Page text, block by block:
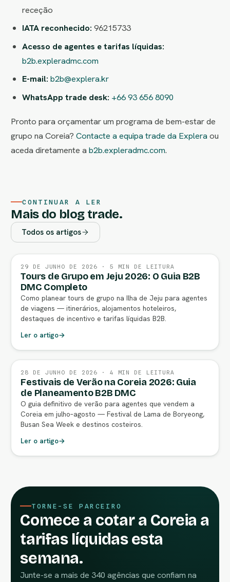
receção
IATA reconhecido: 96215733
Acesso de agentes e tarifas líquidas:
b2b.expleradmc.com
E-mail: b2b@explera.kr
WhatsApp trade desk: +66 93 656 8090
Pronto para orçamentar um programa de bem-estar de
grupo na Coreia?Contacte a equipa trade da Explera ou
aceda diretamente ab2b.expleradmc.com.
CONTINUAR A LER
Mais do blog trade.
Todos os artigos
29 DE JUNHO DE 2026 · 5 MIN DE LEITURA
Tours de Grupo em Jeju 2026: O Guia B2B
DMC Completo
Como planear tours de grupo na Ilha de Jeju para agentes
de viagens — itinerários, alojamentos hoteleiros,
destaques de incentivo e tarifas líquidas B2B.
Ler o artigo→
28 DE JUNHO DE 2026 · 4 MIN DE LEITURA
Festivais de Verão na Coreia 2026: Guia
de Planeamento B2B DMC
O guia definitivo de verão para agentes que vendem a
Coreia em julho–agosto — Festival de Lama de Boryeong,
Busan Sea Week e destinos costeiros.
Ler o artigo→
TORNE-SE PARCEIRO
Comece a cotar a Coreia a
tarifas líquidas esta
semana.
Junte-se a mais de 340 agências que confiam na